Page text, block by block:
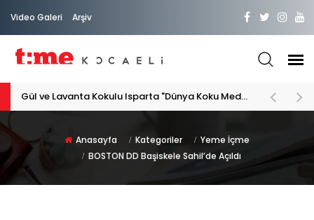
Video Galeri Arşiv
Gül ve Lavanta Kokulu Isparta "Dünya Koku Medeniyeti"
Anasayfa Kategoriler
Yeme İçme
BOSTON DD Başiskele Sahil’de Açıldı